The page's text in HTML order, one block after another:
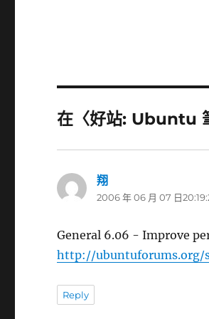
在〈好站: Ubuntu
翔
示:
2006 年 06 月 07 日
General 6.06 - Improve
http://ubuntuforums.org/
Reply